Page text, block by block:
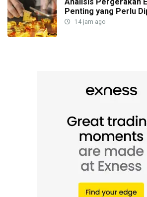
Penting yang Perlu
14 jam ago